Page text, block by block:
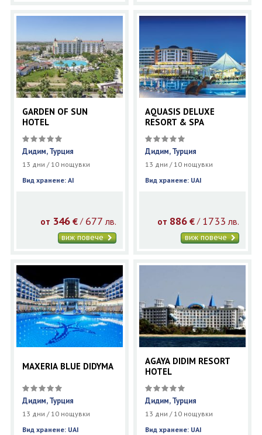
GARDEN OF SUN
HOTEL
Дидим, Турция
13 дни / 10 нощувки
Вид хранене: AI
от 346 €/ 677 лв.
виж повече
AQUASIS DELUXE
RESORT & SPA
Дидим, Турция
13 дни / 10 нощувки
Вид хранене: UAI
от 886 € / 1733 лв.
виж повече
MAXERIA BLUE DIDYMA
Дидим, Турция
13 дни / 10 нощувки
Вид хранене: UAI
AGAYA DIDIM RESORT
HOTEL
Дидим, Турция
13 дни / 10 нощувки
Вид хранене: UAI